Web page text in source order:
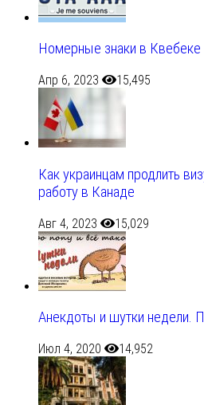
Номерные знаки в Квебеке
Апр 6, 2023 15,495
Как украинцам продлить
работу в Канаде
Авг 4, 2023 15,029
Анекдоты и шутки недели.
Июл 4, 2020 14,952